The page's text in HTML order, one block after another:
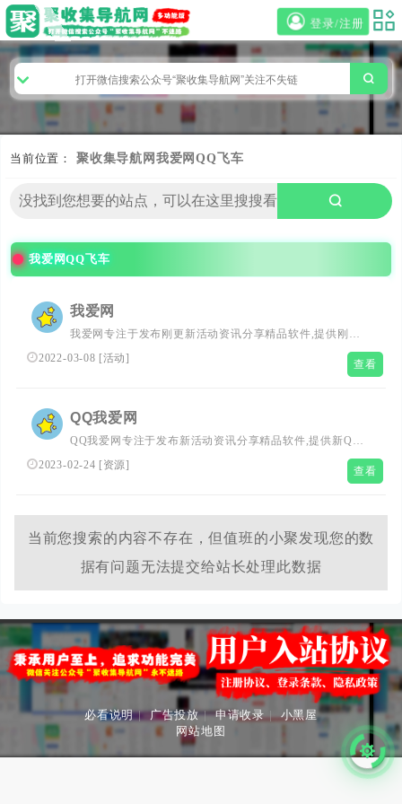
登录/注册
当前位置： 聚收集导航网 我爱网QQ飞车
我爱网QQ飞车
我爱网
我爱网专注于发布刚更新活动资讯分享精品软件,提供刚更
新QQ活动,QQ技术,qq星钻,qq等级加速器等。全力打造最全
的QQ活动资讯网,开发最简单易用的QQ原创工具,让你在最
2022-03-08 [活动] 查看
QQ我爱网
QQ我爱网专注于发布新活动资讯分享精品软件,提供新QQ
活动,QQ技术,qq星钻,qq等级加速器等。全力打造全的QQ活
动资讯网,开发简单易用的QQ原创工具,让你在短时间上手成
2023-02-24 [资源] 查看
当前您搜索的内容不存在，但值班的小聚发现您的数
据有问题无法提交给站长处理此数据
必看说明 | 广告投放 | 申请收录 | 小黑屋
网站地图